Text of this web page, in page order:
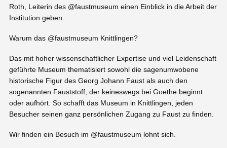
Roth, Leiterin des @faustmuseum einen Einblick in die Arbeit der
Institution geben.
Warum das @faustmuseum Knittlingen?
Das mit hoher wissenschaftlicher Expertise und viel Leidenschaft
geführte Museum thematisiert sowohl die sagenumwobene
historische Figur des Georg Johann Faust als auch den
sogenannten Fauststoff, der keineswegs bei Goethe beginnt
oder aufhört. So schafft das Museum in Knittlingen, jeden
Besucher seinen ganz persönlichen Zugang zu Faust zu finden.
Wir finden ein Besuch im @faustmuseum lohnt sich.